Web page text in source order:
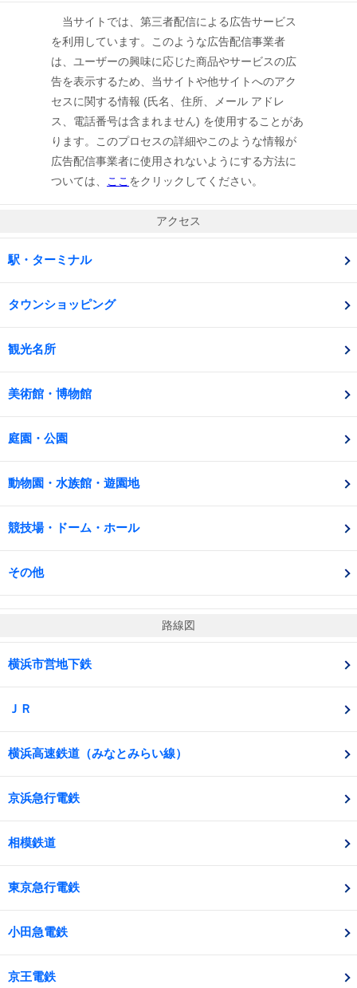
当サイトでは、第三者配信による広告サービス
を利用しています。このような広告配信事業者
は、ユーザーの興味に応じた商品やサービスの広
告を表示するため、当サイトや他サイトへのアク
セスに関する情報 (氏名、住所、メール アドレ
ス、電話番号は含まれません) を使用することがあ
ります。このプロセスの詳細やこのような情報が
広告配信事業者に使用されないようにする方法に
ついては、
ここ をクリックしてください。
アクセス
駅・ターミナル
タウンショッピング
観光名所
美術館・博物館
庭園・公園
動物園・水族館・遊園地
競技場・ドーム・ホール
その他
路線図
横浜市営地下鉄
ＪＲ
横浜高速鉄道（みなとみらい線）
京浜急行電鉄
相模鉄道
東京急行電鉄
小田急電鉄
京王電鉄